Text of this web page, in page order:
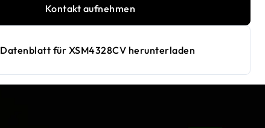
Redundanz und/oder EPS-Teilung)
verwendet werden
Das PoE-Budget kann 720 W erreichen, wobei das
redundante PoE-Budget 576 W bleibt
Kontakt aufnehmen
Datenblatt für XSM4328CV herunterladen